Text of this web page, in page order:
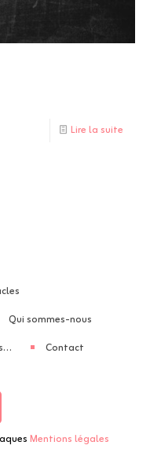
Lire la suite
Qui sommes-nous
Contact
Mentions légales